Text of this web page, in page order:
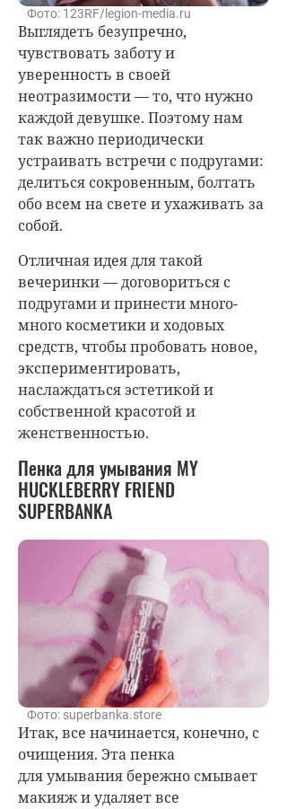
Фото: 123RF/legion-media.ru
Выглядеть безупречно,
чувствовать заботу и
уверенность в своей
неотразимости — то, что нужно
каждой девушке. Поэтому нам
так важно периодически
устраивать встречи с подругами:
делиться сокровенным, болтать
обо всем на свете и ухаживать за
собой.
Отличная идея для такой
вечеринки — договориться с
подругами и принести много-
много косметики и ходовых
средств, чтобы пробовать новое,
экспериментировать,
наслаждаться эстетикой и
собственной красотой и
женственностью.
Пенка для умывания MY
HUCKLEBERRY FRIEND
SUPERBANKA
Фото: superbanka.store
Итак, все начинается, конечно, с
очищения. Эта пенка
для умывания бережно смывает
макияж и удаляет все